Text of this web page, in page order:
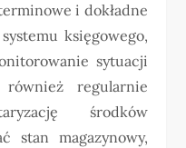
i dokładne
księgowego,
sytuacji
regularnie
środków
stan magazynowy,